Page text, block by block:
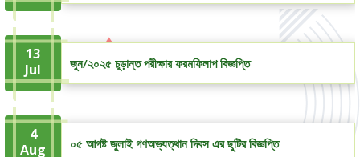
13
Jul
জুন/২০২৫ চূড়ান্ত পরীক্ষার ফরমফিলাপ বিজ্ঞপ্তি
4
Aug
০৫ আগষ্ট জুলাই গণঅভ্যত্থান দিবস এর ছুটির বিজ্ঞপ্তি